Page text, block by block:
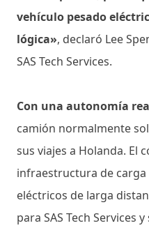
vehículo pesado
lógica», declaró Lee
SAS Tech Services.
Con una autonomía
camión normalmente
sus viajes a Holanda. El
infraestructura de
eléctricos de larga
para SAS Tech Services